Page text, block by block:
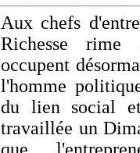
Aux chefs
Richesse rime
occupent
l'homme
du lien social
travaillée un